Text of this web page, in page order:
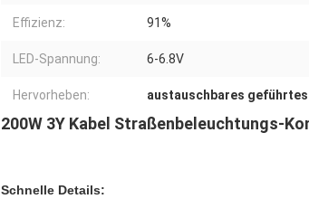
Effizienz: 91%
LED-Spannung: 6-6.8V
Hervorheben: austauschbares geführtes
200W 3Y Kabel Straßenbeleuchtungs-
Schnelle Details: